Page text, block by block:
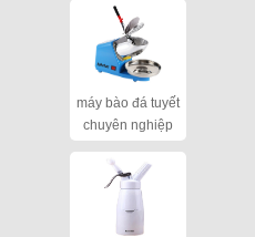
máy bào đá tuyết
chuyên nghiệp